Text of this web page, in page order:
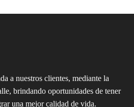
a nuestros clientes, mediante la
brindando oportunidades de tener
una mejor calidad de vida.